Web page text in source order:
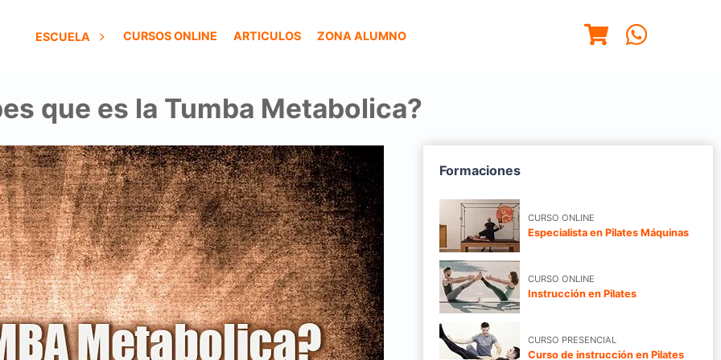
ESCUELA CURSOS ONLINE ARTICULOS ZONA ALUMNO
que es la Tumba Metabolica?
Formaciones
CURSO ONLINE
Especialista en Pilates Máquinas
CURSO ONLINE
Instrucción en Pilates
CURSO PRESENCIAL
Curso de instrucción en Pilates